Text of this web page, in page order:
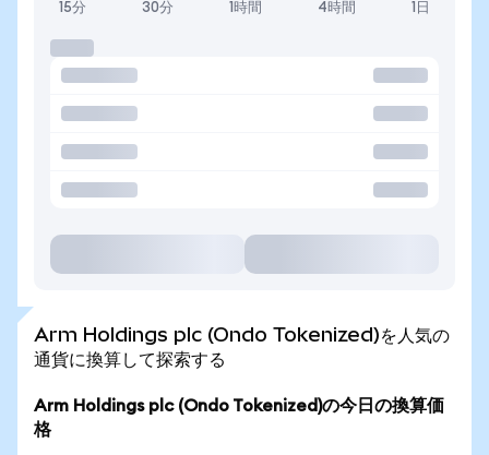
15分 30分 1時間 4時間 1日
Arm Holdings plc (Ondo Tokenized)を人気の
通貨に換算して探索する
Arm Holdings plc (Ondo Tokenized)の今日の換算価
格